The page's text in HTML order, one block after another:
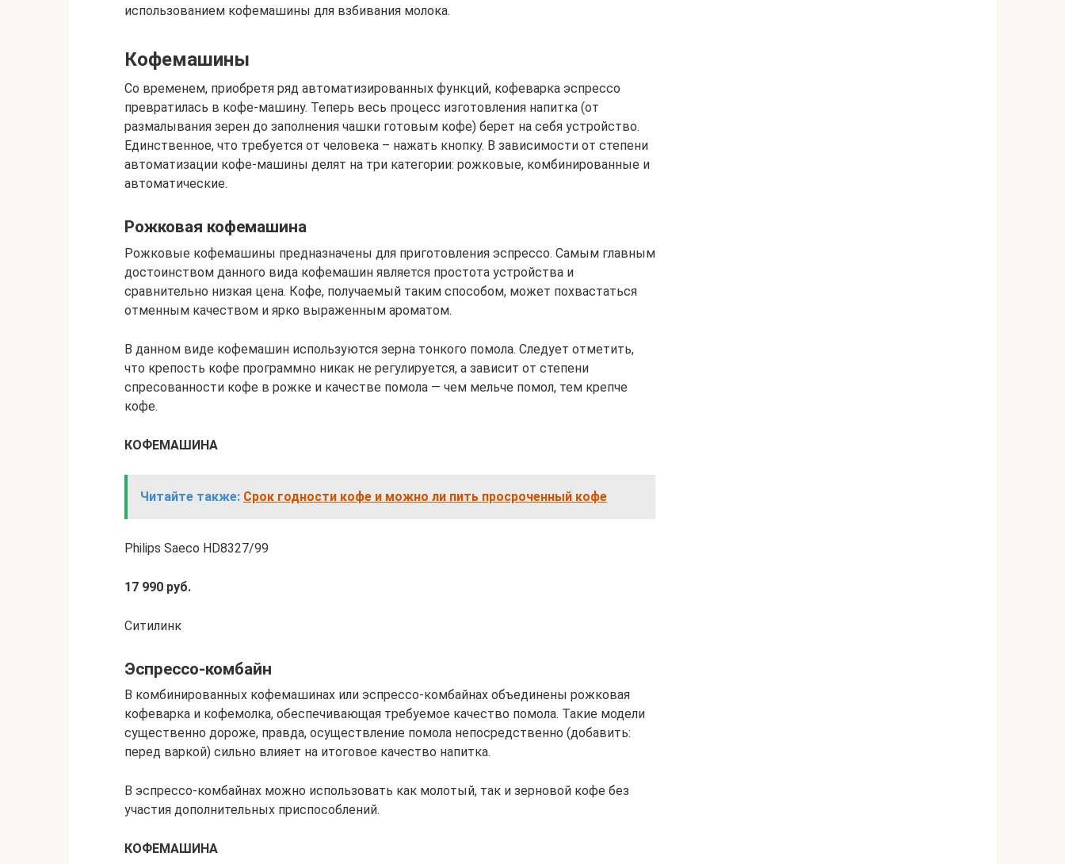
использованием кофемашины для взбивания молока.
Кофемашины
Со временем, приобретя ряд автоматизированных функций, кофеварка эспрессо
превратилась в кофе-машину. Теперь весь процесс изготовления напитка (от
размалывания зерен до заполнения чашки готовым кофе) берет на себя устройство.
Единственное, что требуется от человека – нажать кнопку. В зависимости от степени
автоматизации кофе-машины делят на три категории: рожковые, комбинированные и
автоматические.
Рожковая кофемашина
Рожковые кофемашины предназначены для приготовления эспрессо. Самым главным
достоинством данного вида кофемашин является простота устройства и
сравнительно низкая цена. Кофе, получаемый таким способом, может похвастаться
отменным качеством и ярко выраженным ароматом.
В данном виде кофемашин используются зерна тонкого помола. Следует отметить,
что крепость кофе программно никак не регулируется, а зависит от степени
спресованности кофе в рожке и качестве помола — чем мельче помол, тем крепче
кофе.
КОФЕМАШИНА
Читайте также: Срок годности кофе и можно ли пить просроченный кофе
Philips Saeco HD8327/99
17 990 руб.
Ситилинк
Эспрессо-комбайн
В комбинированных кофемашинах или эспрессо-комбайнах объединены рожковая
кофеварка и кофемолка, обеспечивающая требуемое качество помола. Такие модели
существенно дороже, правда, осуществление помола непосредственно (добавить:
перед варкой) сильно влияет на итоговое качество напитка.
В эспрессо-комбайнах можно использовать как молотый, так и зерновой кофе без
участия дополнительных приспособлений.
КОФЕМАШИНА